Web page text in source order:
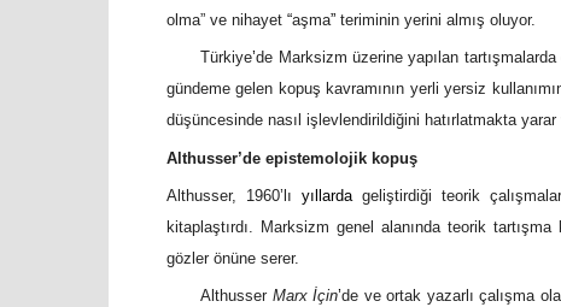
olma” ve nihayet “aşma” teriminin yerini almış oluyor.
Türkiye’de Marksizm üzerine yapılan
gündeme gelen kopuş kavramının yerli yersiz
düşüncesinde nasıl işlevlendirildiğini hatırlatmakta yarar
Althusser’de epistemolojik kopuş
Althusser, 1960’lı yıllarda geliştirdiği teorik
kitaplaştırdı. Marksizm genel alanında teorik
gözler önüne serer.
Althusser Marx İçin’de ve ortak yazarlı çalışma